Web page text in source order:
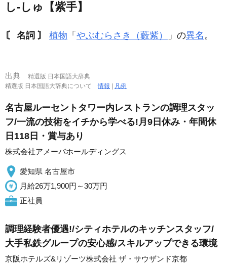
し‐しゅ【紫手】
〘 名詞 〙 植物 「 やぶむらさき（藪紫） 」の異名 。
出典
精選版 日本国語大辞典
精選版 日本国語大辞典について情報 凡例
名古屋ルーセントタワー内レストランの調理スタッ
フ/一流の技術をイチから学べる!月9日休み・年間休
日118日・賞与あり
株式会社アメーバホールディングス
愛知県 名古屋市
月給26万1,900円～30万円
正社員
調理経験者優遇!/シティホテルのキッチンスタッフ/
大手私鉄グループの安心感/スキルアップできる環境
京阪ホテルズ&リゾーツ株式会社 ザ・サウザンド京都